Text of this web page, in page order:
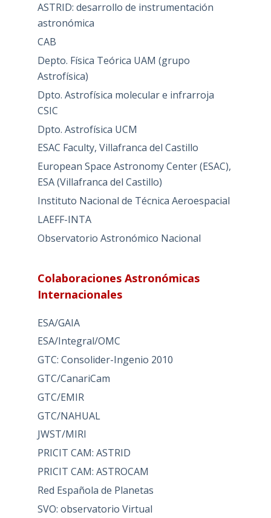
ASTRID: desarrollo de instrumentación
astronómica
CAB
Depto. Física Teórica UAM (grupo
Astrofísica)
Dpto. Astrofísica molecular e infrarroja
CSIC
Dpto. Astrofísica UCM
ESAC Faculty, Villafranca del Castillo
European Space Astronomy Center (ESAC),
ESA (Villafranca del Castillo)
Instituto Nacional de Técnica Aeroespacial
LAEFF-INTA
Observatorio Astronómico Nacional
Colaboraciones Astronómicas
Internacionales
ESA/GAIA
ESA/Integral/OMC
GTC: Consolider-Ingenio 2010
GTC/CanariCam
GTC/EMIR
GTC/NAHUAL
JWST/MIRI
PRICIT CAM: ASTRID
PRICIT CAM: ASTROCAM
Red Española de Planetas
SVO: observatorio Virtual